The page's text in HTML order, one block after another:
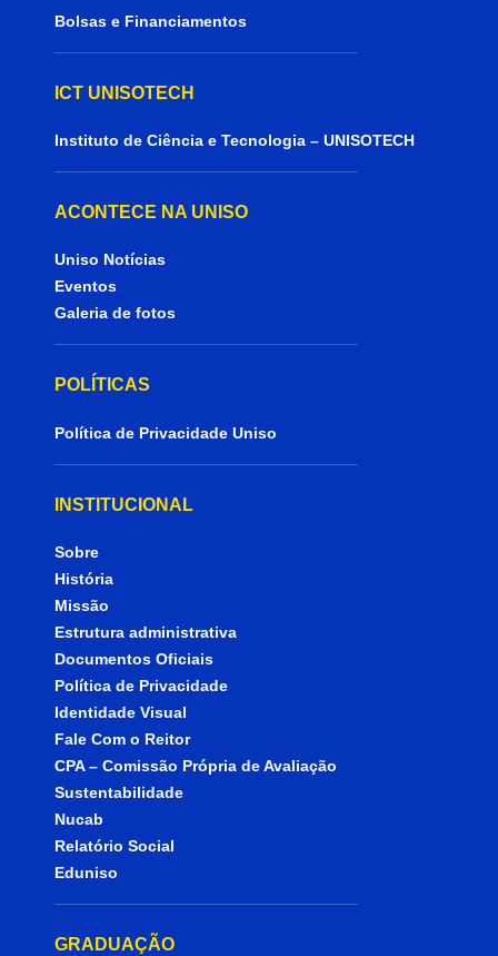
Bolsas e Financiamentos
ICT UNISOTECH
Instituto de Ciência e Tecnologia – UNISOTECH
ACONTECE NA UNISO
Uniso Notícias
Eventos
Galeria de fotos
POLÍTICAS
Política de Privacidade Uniso
INSTITUCIONAL
Sobre
História
Missão
Estrutura administrativa
Documentos Oficiais
Política de Privacidade
Identidade Visual
Fale Com o Reitor
CPA – Comissão Própria de Avaliação
Sustentabilidade
Nucab
Relatório Social
Eduniso
GRADUAÇÃO